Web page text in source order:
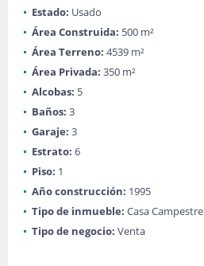
Estado: Usado
Área Construida: 500 m²
Área Terreno: 4539 m²
Área Privada: 350 m²
Alcobas: 5
Baños: 3
Garaje: 3
Estrato: 6
Piso: 1
Año construcción: 1995
Tipo de inmueble: Casa Campestre
Tipo de negocio: Venta